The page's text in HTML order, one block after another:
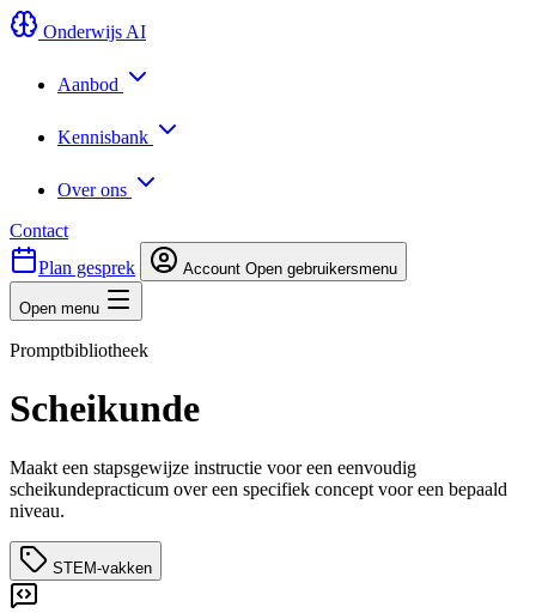
Onderwijs AI
Aanbod
Kennisbank
Over ons
Contact
Plan gesprek
Account Open gebruikersmenu
Open menu
Promptbibliotheek
Scheikunde
Maakt een stapsgewijze instructie voor een eenvoudig
scheikundepracticum over een specifiek concept voor een bepaald
niveau.
STEM-vakken